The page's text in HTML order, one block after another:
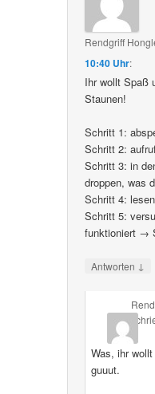
Rendgriff
10:40 Uhr:
Ihr wollt Spaß
Staunen!
Schritt 1:
Schritt 2:
Schritt 3: in
droppen, was
Schritt 4:
Schritt 5:
funktioniert →
Antworten ↓
Was, ihr
guuut.